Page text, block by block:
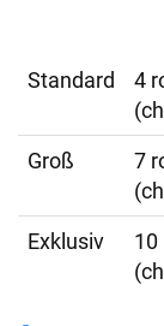
Standard
4
Groß
7
Exklusiv
10